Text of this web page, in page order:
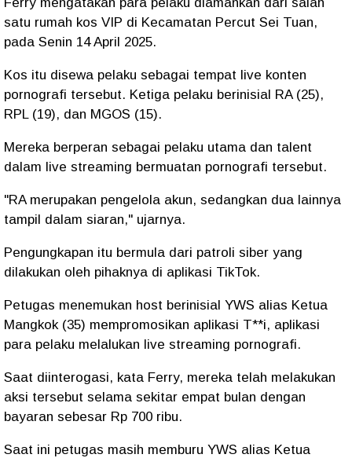
satu rumah kos VIP di Kecamatan Percut Sei Tuan,
pada Senin 14 April 2025.
Kos itu disewa pelaku sebagai tempat live konten
pornografi tersebut. Ketiga pelaku berinisial RA (25),
RPL (19), dan MGOS (15).
Mereka berperan sebagai pelaku utama dan talent
dalam live streaming bermuatan pornografi tersebut.
"RA merupakan pengelola akun, sedangkan dua lainnya
tampil dalam siaran," ujarnya.
Pengungkapan itu bermula dari patroli siber yang
dilakukan oleh pihaknya di aplikasi TikTok.
Petugas menemukan host berinisial YWS alias Ketua
Mangkok (35) mempromosikan aplikasi T**i, aplikasi
para pelaku melalukan live streaming pornografi.
Saat diinterogasi, kata Ferry, mereka telah melakukan
aksi tersebut selama sekitar empat bulan dengan
bayaran sebesar Rp 700 ribu.
Saat ini petugas masih memburu YWS alias Ketua